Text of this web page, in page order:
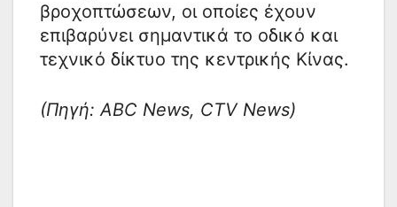
βροχοπτώσεων, οι οποίες έχουν
επιβαρύνει σημαντικά το οδικό και
τεχνικό δίκτυο της κεντρικής Κίνας.
(Πηγή: ABC News, CTV News)